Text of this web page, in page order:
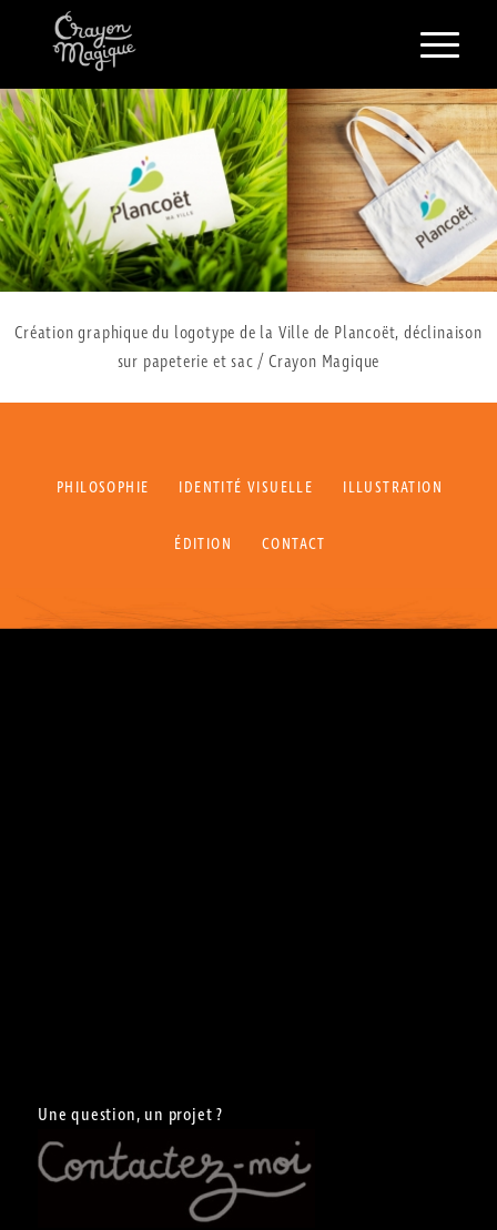
Création graphique du logotype de la Ville de Plancoët, déclinaison
sur papeterie et sac / Crayon Magique
PHILOSOPHIE IDENTITÉ VISUELLE ILLUSTRATION
ÉDITION CONTACT
Une question, un projet ?